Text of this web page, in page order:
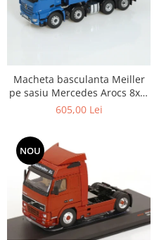
Macheta basculanta Meiller
pe sasiu Mercedes Arocs 8x4,
scara 1:50
605,00 Lei
NOU